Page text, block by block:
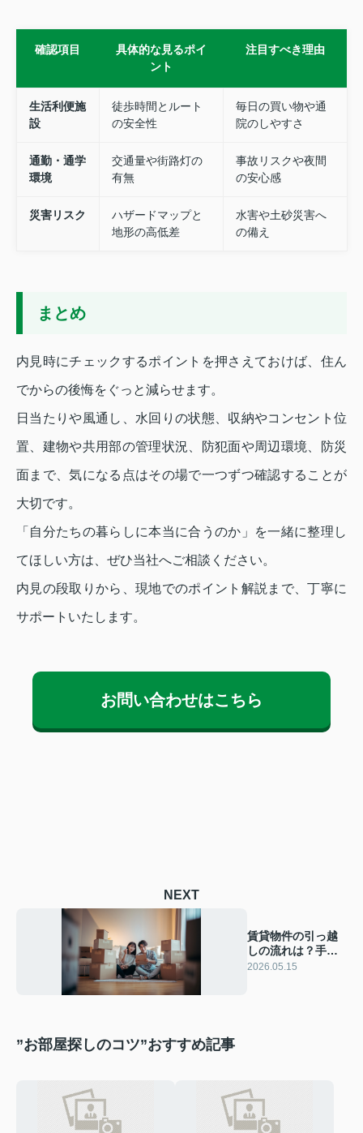
確認項目
具体的な見るポイ
ント
注目すべき理由
生活利便施
設
徒歩時間とルート
の安全性
毎日の買い物や通
院のしやすさ
通勤・通学
環境
交通量や街路灯の
有無
事故リスクや夜間
の安心感
災害リスク
ハザードマップと
地形の高低差
水害や土砂災害へ
の備え
まとめ
内見時にチェックするポイントを押さえておけば、住ん
でからの後悔をぐっと減らせます。
日当たりや風通し、水回りの状態、収納やコンセント位
置、建物や共用部の管理状況、防犯面や周辺環境、防災
面まで、気になる点はその場で一つずつ確認することが
大切です。
「自分たちの暮らしに本当に合うのか」を一緒に整理し
てほしい方は、ぜひ当社へご相談ください。
内見の段取りから、現地でのポイント解説まで、丁寧に
サポートいたします。
お問い合わせはこちら
NEXT
賃貸物件の引っ越
しの流れは？手続
きの全体像と安心
2026.05.15
”お部屋探しのコツ”おすすめ記事